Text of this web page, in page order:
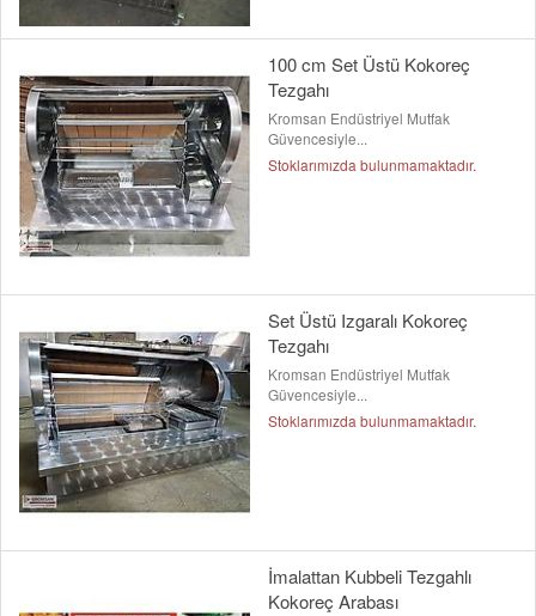
100 cm Set Üstü Kokoreç
Tezgahı
Kromsan Endüstriyel Mutfak
Güvencesiyle...
Stoklarımızda bulunmamaktadır.
Set Üstü Izgaralı Kokoreç
Tezgahı
Kromsan Endüstriyel Mutfak
Güvencesiyle...
Stoklarımızda bulunmamaktadır.
İmalattan Kubbeli Tezgahlı
Kokoreç Arabası